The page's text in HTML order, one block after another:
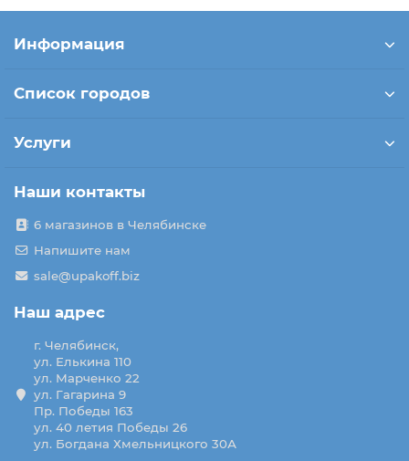
Информация
Список городов
Услуги
Наши контакты
6 магазинов в Челябинске
Напишите нам
sale@upakoff.biz
Наш адрес
г. Челябинск,
ул. Елькина 110
ул. Марченко 22
ул. Гагарина 9
Пр. Победы 163
ул. 40 летия Победы 26
ул. Богдана Хмельницкого 30А